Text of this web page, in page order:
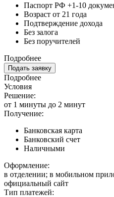
Паспорт РФ +1-10
Возраст от 21 года
Подтверждение дохода
Без залога
Без поручителей
Подробнее
Подать заявку
Подробнее
Условия
Решение:
от 1 минуты до 2 минут
Получение:
Банковская карта
Банковский счет
Наличными
Оформление:
в отделении; в мобильном
официальный сайт
Тип платежей: